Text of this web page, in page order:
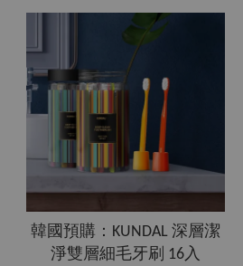
韓國預購：KUNDAL 深層潔
淨雙層細毛牙刷 16入